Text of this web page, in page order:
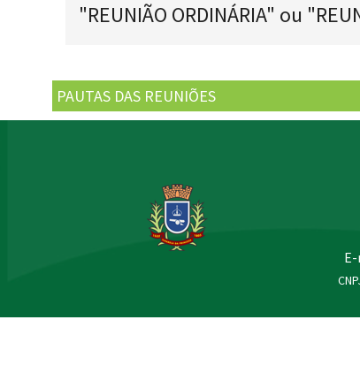
"REUNIÃO ORDINÁRIA" ou
PAUTAS DAS REUNIÕES